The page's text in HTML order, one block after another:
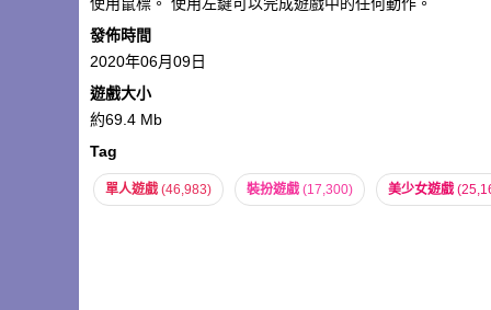
發佈時間
2020年06月09日
遊戲大小
約69.4 Mb
Tag
單人遊戲 (46,983) 裝扮遊戲 (17,300) 美少女遊戲